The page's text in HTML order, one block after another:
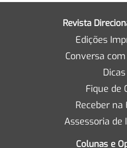
Revista
Edições
Conversa
Dicas
Fique de
Receber na
Assessoria de
Colunas e